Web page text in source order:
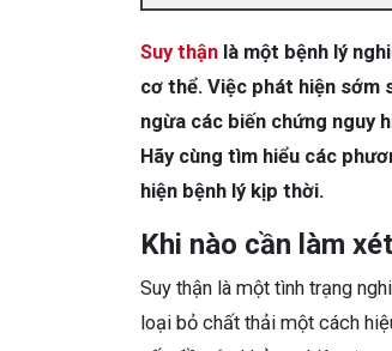
Suy thận là một bệnh lý
cơ thể. Việc phát hiện sớm
ngừa các biến chứng nguy
Hãy cùng tìm hiểu các
hiện bệnh lý kịp thời.
Khi nào cần làm
Suy thận là một tình trạng
loại bỏ chất thải một cách